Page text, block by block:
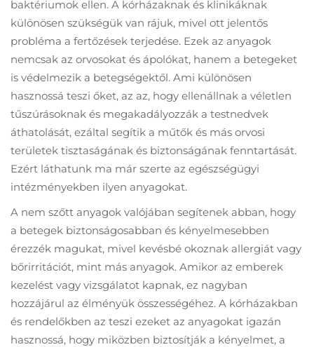
baktériumok ellen. A kórházaknak és klinikáknak
különösen szükségük van rájuk, mivel ott jelentős
probléma a fertőzések terjedése. Ezek az anyagok
nemcsak az orvosokat és ápolókat, hanem a betegeket
is védelmezik a betegségektől. Ami különösen
hasznossá teszi őket, az az, hogy ellenállnak a véletlen
tűszúrásoknak és megakadályozzák a testnedvek
áthatolását, ezáltal segítik a műtők és más orvosi
területek tisztaságának és biztonságának fenntartását.
Ezért láthatunk ma már szerte az egészségügyi
intézményekben ilyen anyagokat.
A nem szőtt anyagok valójában segítenek abban, hogy
a betegek biztonságosabban és kényelmesebben
érezzék magukat, mivel kevésbé okoznak allergiát vagy
bőrirritációt, mint más anyagok. Amikor az emberek
kezelést vagy vizsgálatot kapnak, ez nagyban
hozzájárul az élményük összességéhez. A kórházakban
és rendelőkben az teszi ezeket az anyagokat igazán
hasznossá, hogy miközben biztosítják a kényelmet, a